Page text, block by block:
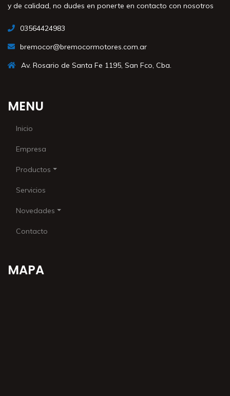
y de calidad, no dudes en ponerte en contacto con nosotros
03564424983
bremocor@bremocormotores.com.ar
Av. Rosario de Santa Fe 1195, San Fco, Cba.
MENU
Inicio
Empresa
Productos
Servicios
Novedades
Contacto
MAPA